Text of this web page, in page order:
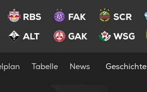
RBS FAK SCR
ALT GAK WSG
Tabelle News Geschichte